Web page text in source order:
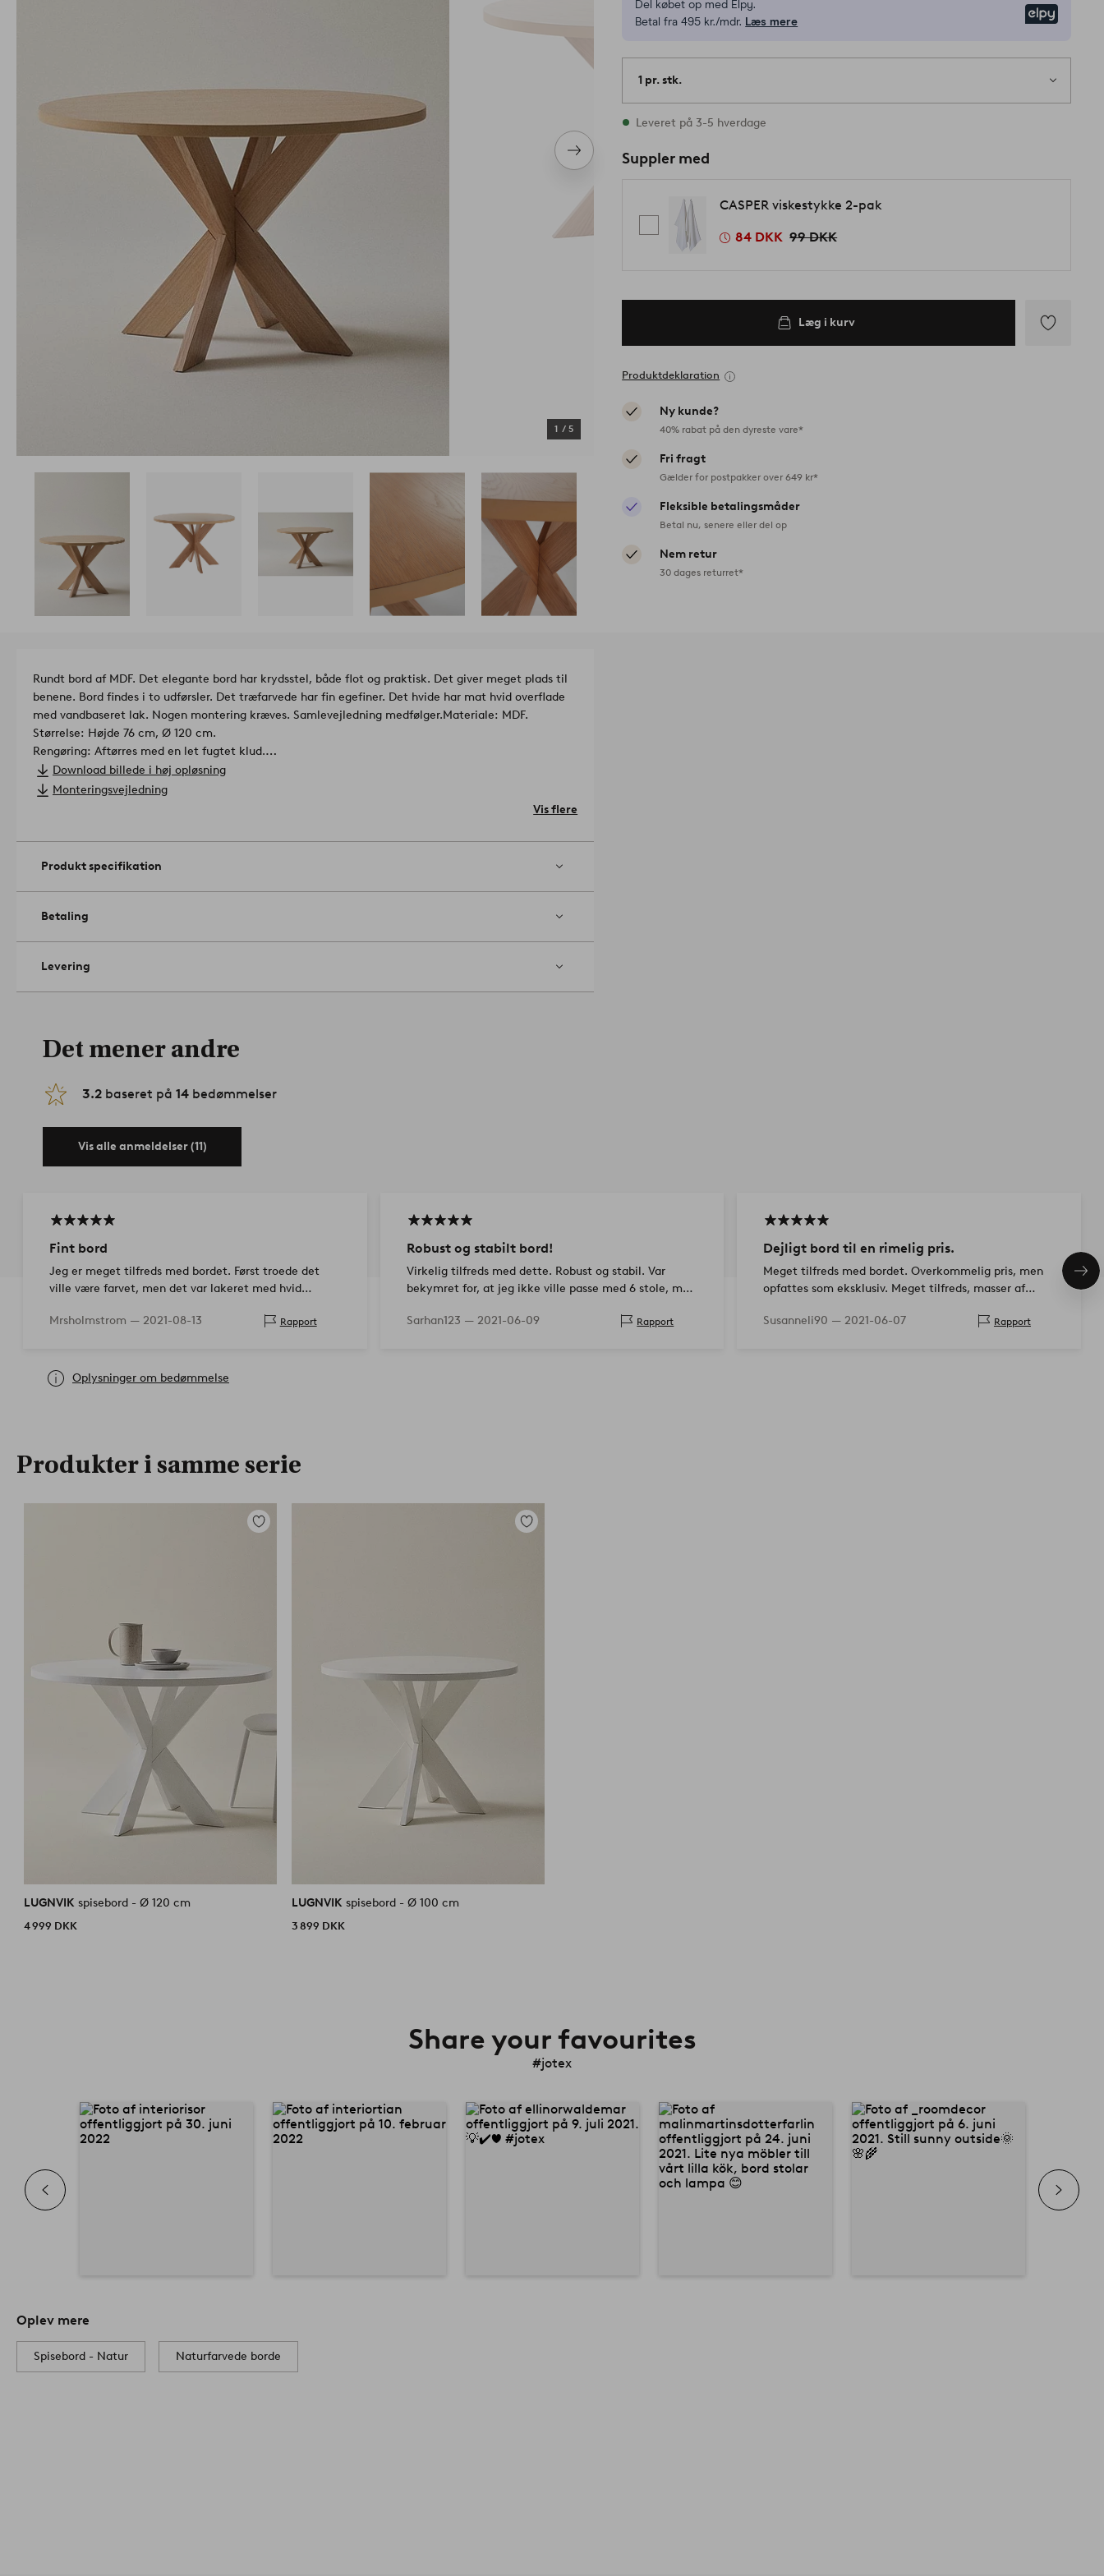
Næste
produkt
1 / 5
Del købet op med Elpy.
Betal fra 495 kr./mdr. Læs mere
1 pr. stk.
På lager
Leveret på 3-5 hverdage
Suppler med
CASPER viskestykke 2-pak
84 DKK 99 DKK
Læg i kurv
Produktdeklaration
Ny kunde?
40% rabat på den dyreste vare*
Fri fragt
Gælder for postpakker over 649 kr*
Fleksible betalingsmåder
Betal nu, senere eller del op
Nem retur
30 dages returret*
Rundt bord af MDF. Det elegante bord har krydsstel, både flot og praktisk. Det giver meget plads til
benene. Bord findes i to udførsler. Det træfarvede har fin egefiner. Det hvide har mat hvid overflade
med vandbaseret lak. Nogen montering kræves. Samlevejledning medfølger.Materiale: MDF.
Størrelse: Højde 76 cm, Ø 120 cm.
Rengøring: Aftørres med en let fugtet klud.
Tip/råd: For at opnå mere kontrast - bland mørkt spisebord med lyse stole eller
omvendt.Artikelnummer: 1628910-01-0
Download billede i høj opløsning
Monteringsvejledning
Vis flere
Produkt specifikation
Betaling
Levering
Det mener andre
3.2 baseret på 14 bedømmelser
Vis alle anmeldelser (11)
Fint bord
Jeg er meget tilfreds med bordet. Først troede det
ville være farvet, men det var lakeret med hvid
himlen glad. Til salg var det med, så det var…
Mrsholmstrom — 2021-08-13 Rapport
Robust og stabilt bord!
Virkelig tilfreds med dette. Robust og stabil. Var
bekymret for, at jeg ikke ville passe med 6 stole, men
Sarhan123 — 2021-06-09 Rapport
Dejligt bord til en rimelig pris.
Meget tilfreds med bordet. Overkommelig pris, men
opfattes som eksklusiv. Meget tilfreds, masser af
Susanneli90 — 2021-06-07 Rapport
Oplysninger om bedømmelse
Produkter i samme serie
Tilføj
LUGNVIK spisebord - Ø 120 cm
4 999 DKK
Tilføj
LUGNVIK spisebord - Ø 100 cm
3 899 DKK
Share your favourites
#jotex
Oplev mere
Spisebord - Natur Naturfarvede borde